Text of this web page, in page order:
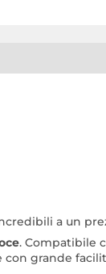
a un
. Compatibile
con grande